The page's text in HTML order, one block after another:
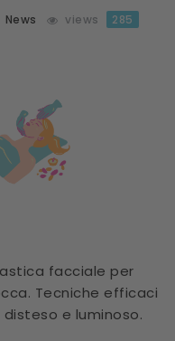
News views 285
facciale per
Tecniche efficaci
e luminoso.